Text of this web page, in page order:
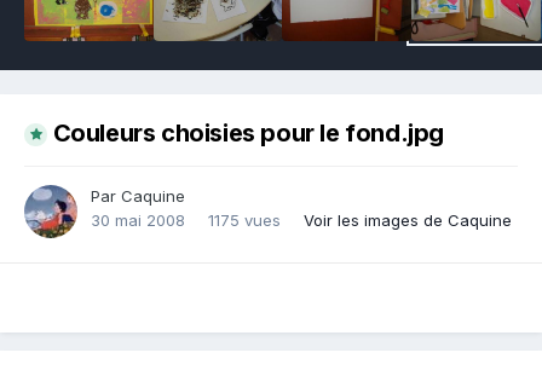
Couleurs choisies pour le fond.jpg
Par Caquine
30 mai 2008
1175 vues Voir les images de Caquine